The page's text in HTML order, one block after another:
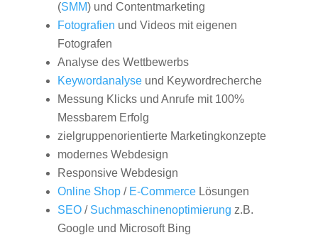
(SMM) und Contentmarketing
Fotografien und Videos mit eigenen
Fotografen
Analyse des Wettbewerbs
Keywordanalyseund Keywordrecherche
Messung Klicks und Anrufe mit 100%
Messbarem Erfolg
zielgruppenorientierte Marketingkonzepte
modernes Webdesign
Responsive Webdesign
Online Shop/ E-CommerceLösungen
SEO/ Suchmaschinenoptimierung z.B.
Google und Microsoft Bing